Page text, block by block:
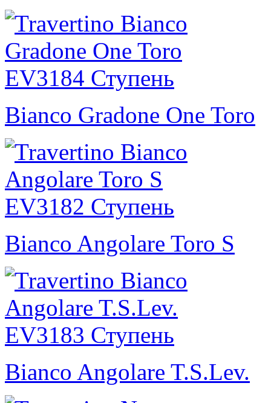
Bianco Gradone One Toro
Bianco Angolare Toro S
Bianco Angolare T.S.Lev.